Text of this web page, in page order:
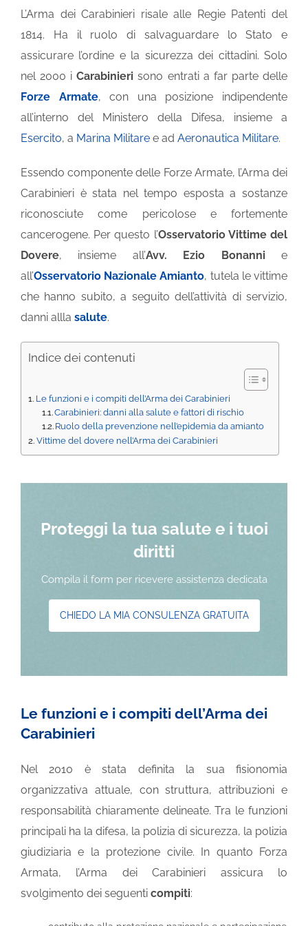
LIBRI E PUBBLICAZIONI
BLOG
L’Arma dei Carabinieri risale alle Regie Patenti del
1814. Ha il ruolo di salvaguardare lo Stato e
assicurare l’ordine e la sicurezza dei cittadini. Solo
nel 2000 iCarabinieri sono entrati a far parte delle
Forze Armate, con una posizione indipendente
all’interno del Ministero della Difesa, insieme a
Esercito, a Marina Militare e ad Aeronautica Militare.
Essendo componente delle Forze Armate, l’Arma dei
Carabinieri è stata nel tempo esposta a sostanze
riconosciute come pericolose e fortemente
cancerogene. Per questo l’Osservatorio Vittime del
Dovere, insieme all’Avv. Ezio Bonannie
all’Osservatorio Nazionale Amianto, tutela le vittime
che hanno subito, a seguito dell’attività di servizio,
danni allla salute.
Indice dei contenuti
Le funzioni e i compiti dell’Arma dei Carabinieri
Carabinieri: danni alla salute e fattori di rischio
Ruolo della prevenzione nell’epidemia da amianto
Vittime del dovere nell’Arma dei Carabinieri
Proteggi la tua salute e i tuoi
diritti
Compila il form per ricevere assistenza dedicata
CHIEDO LA MIA CONSULENZA GRATUITA
Le funzioni e i compiti dell’Arma dei
Carabinieri
Nel 2010 è stata definita la sua fisionomia
organizzativa attuale, con struttura, attribuzioni e
responsabilità chiaramente delineate. Tra le funzioni
principali ha la difesa, la polizia di sicurezza, la polizia
giudiziaria e la protezione civile. In quanto Forza
Armata, l’Arma dei Carabinieri assicura lo
svolgimento dei seguenti compiti: